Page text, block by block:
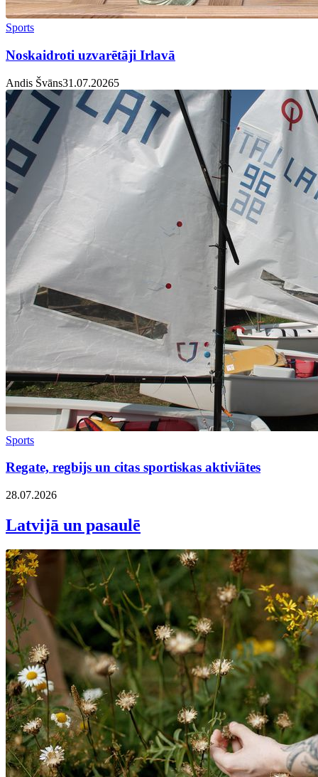
Sports
Noskaidroti uzvarētāji Irlavā
Andis Švāns31.07.20265
Sports
Regate, regbijs un citas sportiskas aktiviātes
28.07.2026
Latvijā un pasaulē